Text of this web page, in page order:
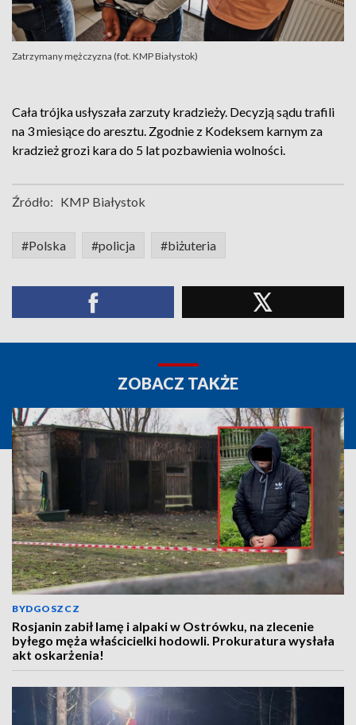
Zatrzymany mężczyzna (fot. KMP Białystok)
Cała trójka usłyszała zarzuty kradzieży. Decyzją sądu trafili
na 3 miesiące do aresztu. Zgodnie z Kodeksem karnym za
kradzież grozi kara do 5 lat pozbawienia wolności.
Źródło: KMP Białystok
#Polska #policja #biżuteria
ZOBACZ TAKŻE
BYDGOSZCZ
Rosjanin zabił lamę i alpaki w Ostrówku, na zlecenie
byłego męża właścicielki hodowli. Prokuratura wysłała
akt oskarżenia!